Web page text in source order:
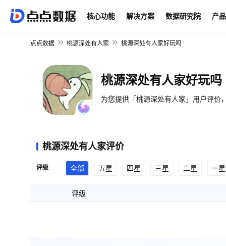
核心功能 解决方案 数据研究院 产
点点数据 桃源深处有人家 桃源深处有人家好玩吗
桃源深处有人家好玩吗
为您提供「桃源深处有人家」用户评价
桃源深处有人家评价
评级 全部 五星 四星 三星 二星 一星
评级